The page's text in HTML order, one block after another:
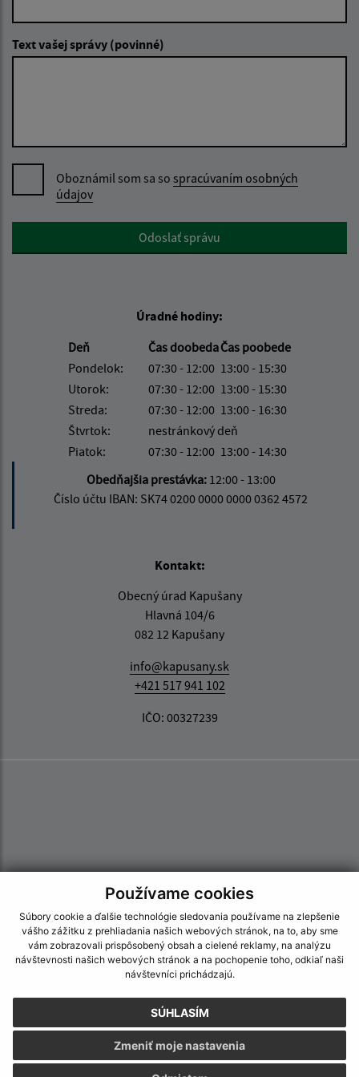
Používame cookies
Súbory cookie a ďalšie technológie sledovania používame na zlepšenie
vášho zážitku z prehliadania našich webových stránok, na to, aby sme
vám zobrazovali prispôsobený obsah a cielené reklamy, na analýzu
návštevnosti našich webových stránok a na pochopenie toho, odkiaľ naši
návštevníci prichádzajú.
SÚHLASÍM
Zmeniť moje nastavenia
Text vašej správy (povinné)
Oboznámil som sa so spracúvaním osobných
údajov
Google reCaptcha ResponseOdoslať správu
Úradné hodiny:
Deň
Čas doobedaČas poobede
Pondelok:
07:30 - 12:00 13:00 - 15:30
Utorok:
07:30 - 12:00 13:00 - 15:30
Streda:
07:30 - 12:00 13:00 - 16:30
Štvrtok:
nestránkový deň
Piatok:
07:30 - 12:00 13:00 - 14:30
Obedňajšia prestávka: 12:00 - 13:00
Číslo účtu IBAN: SK74 0200 0000 0000 0362 4572
Kontakt:
Obecný úrad Kapušany
Hlavná 104/6
082 12 Kapušany
info@kapusany.sk
+421 517 941 102
IČO: 00327239
Informácie o stránke:
Vyhlásenie o prístupnosti
Autorské práva